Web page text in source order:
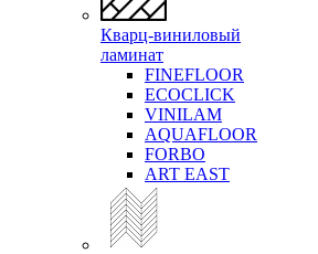
Кварц-виниловый
ламинат
FINEFLOOR
ECOCLICK
VINILAM
AQUAFLOOR
FORBO
ART EAST